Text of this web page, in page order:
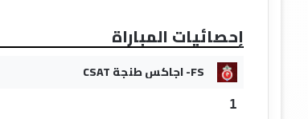
إحصائيات المباراة
FS- اجاكس طنجة CSAT
1